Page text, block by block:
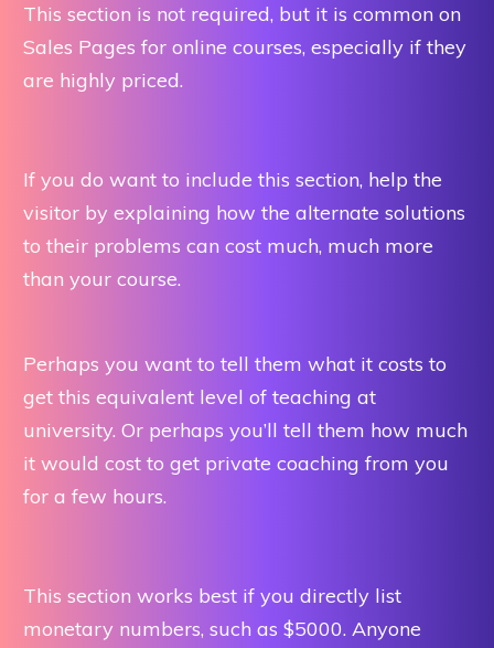
This section is not required, but it is common on
Sales Pages for online courses, especially if they
are highly priced.
If you do want to include this section, help the
visitor by explaining how the alternate solutions
to their problems can cost much, much more
than your course.
Perhaps you want to tell them what it costs to
get this equivalent level of teaching at
university. Or perhaps you’ll tell them how much
it would cost to get private coaching from you
for a few hours.
This section works best if you directly list
monetary numbers, such as $5000. Anyone